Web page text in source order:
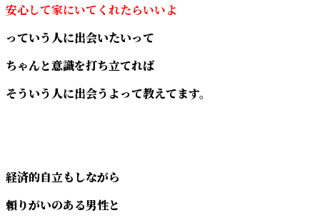
安心して家にいてくれたらいいよ
っていう人に出会いたいって
ちゃんと意識を打ち立てれば
そういう人に出会うよって教えてます。
経済的自立もしながら
頼りがいのある男性と